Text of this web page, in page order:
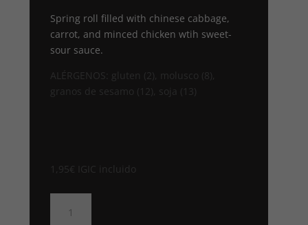
Spring roll filled with chinese cabbage,
carrot, and minced chicken wtih sweet-
sour sauce.
ALÉRGENOS: gluten (2), molusco (8),
granos de sesamo (12), soja (13)
1,95€ IGIC incluido
ROLLO